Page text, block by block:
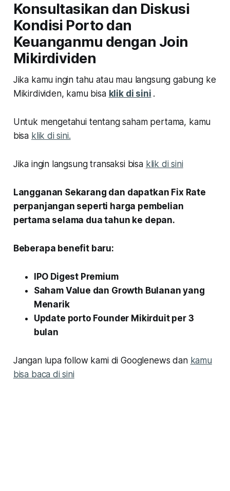
Konsultasikan dan Diskusi
Kondisi Porto dan
Keuanganmu dengan Join
Mikirdividen
Jika kamu ingin tahu atau mau langsung gabung ke
Mikirdividen, kamu bisa klik di sini .
Untuk mengetahui tentang saham pertama, kamu
bisa klik di sini.
Jika ingin langsung transaksi bisa klik di sini
Langganan Sekarang dan dapatkan Fix Rate
perpanjangan seperti harga pembelian
pertama selama dua tahun ke depan.
Beberapa benefit baru:
IPO Digest Premium
Saham Value dan Growth Bulanan yang
Menarik
Update porto Founder Mikirduit per 3
bulan
Jangan lupa follow kami di Googlenews dan kamu
bisa baca di sini